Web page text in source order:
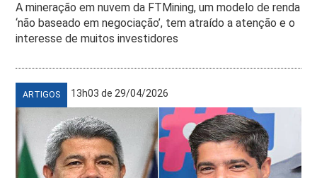
A mineração em nuvem da FTMining, um modelo de renda
‘não baseado em negociação’, tem atraído a atenção e o
interesse de muitos investidores
ARTIGOS 13h03 de 29/04/2026